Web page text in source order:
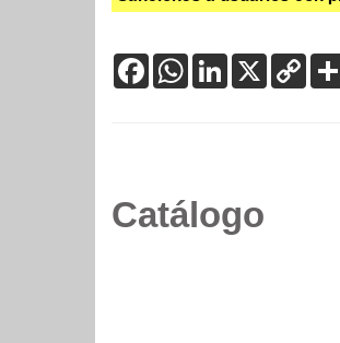
FacebookWhatsApp
LinkedIn
X
Link
Catálogo